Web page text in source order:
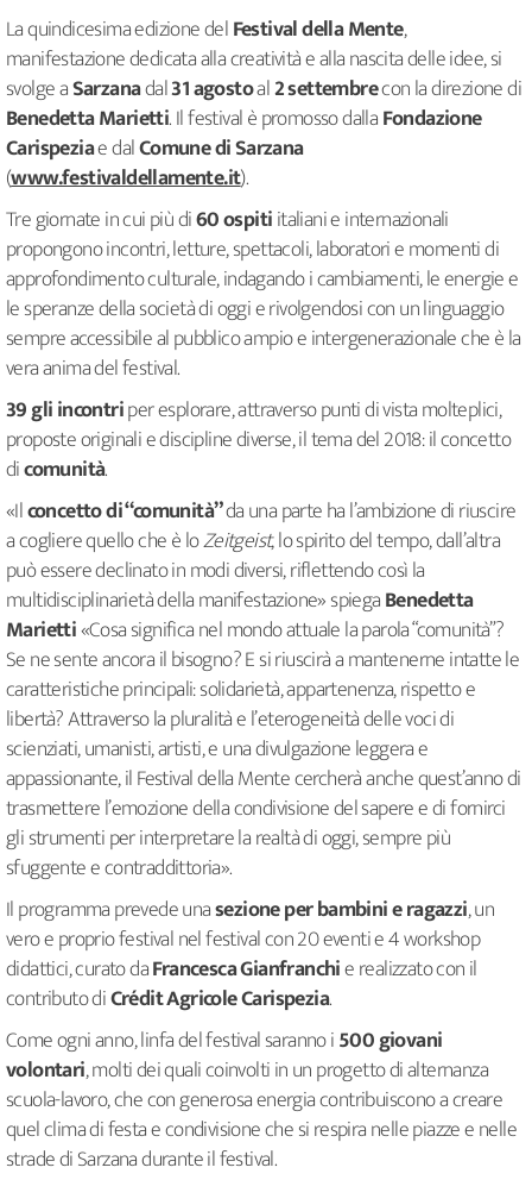
La quindicesima edizione delFestival della Mente,
manifestazione dedicata alla creatività e alla nascita delle idee, si
svolge aSarzanadal31 agostoal2 settembrecon la direzione di
Benedetta Marietti. Il festival è promosso dallaFondazione
Carispeziae dalComune di Sarzana
(www.festivaldellamente.it).
Tre giornate in cui più di60 ospitiitaliani e internazionali
propongono incontri, letture, spettacoli, laboratori e momenti di
approfondimento culturale, indagando i cambiamenti, le energie e
le speranze della società di oggi e rivolgendosi con un linguaggio
sempre accessibile al pubblico ampio e intergenerazionale che è la
vera anima del festival.
39 gli incontriper esplorare, attraverso punti di vista molteplici,
proposte originali e discipline diverse, il tema del 2018: il concetto
dicomunità.
«Ilconcetto di “comunità”da una parte ha l’ambizione di riuscire
a cogliere quello che è loZeitgeist, lo spirito del tempo, dall’altra
può essere declinato in modi diversi, riflettendo così la
multidisciplinarietà della manifestazione» spiegaBenedetta
Marietti«Cosa significa nel mondo attuale la parola “comunità”?
Se ne sente ancora il bisogno? E si riuscirà a mantenerne intatte le
caratteristiche principali: solidarietà, appartenenza, rispetto e
libertà? Attraverso la pluralità e l’eterogeneità delle voci di
scienziati, umanisti, artisti, e una divulgazione leggera e
appassionante, il Festival della Mente cercherà anche quest’anno di
trasmettere l’emozione della condivisione del sapere e di fornirci
gli strumenti per interpretare la realtà di oggi, sempre più
sfuggente e contraddittoria».
Il programma prevede unasezione per bambini e ragazzi, un
vero e proprio festival nel festival con 20 eventi e 4 workshop
didattici, curato daFrancesca Gianfranchie realizzato con il
contributo diCrédit Agricole Carispezia.
Come ogni anno, linfa del festival saranno i500 giovani
volontari, molti dei quali coinvolti in un progetto di alternanza
scuola-lavoro, che con generosa energia contribuiscono a creare
quel clima di festa e condivisione che si respira nelle piazze e nelle
strade di Sarzana durante il festival.